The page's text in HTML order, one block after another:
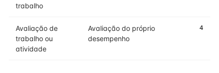
trabalho
Avaliação de
trabalho ou
atividade
Avaliação do próprio
desempenho
4